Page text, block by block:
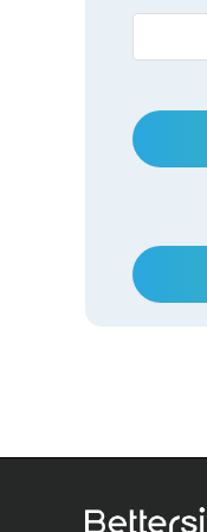
Conclusion
Les sols